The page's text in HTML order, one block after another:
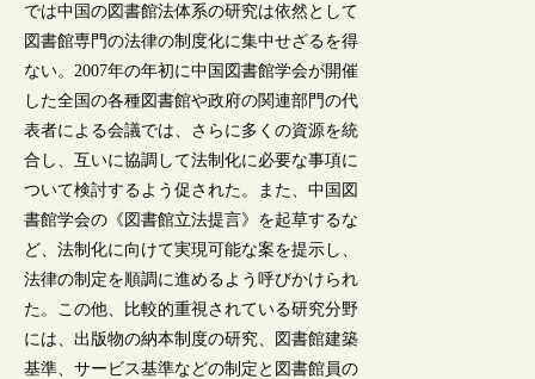
では中国の図書館法体系の研究は依然として
図書館専門の法律の制度化に集中せざるを得
ない。2007年の年初に中国図書館学会が開催
した全国の各種図書館や政府の関連部門の代
表者による会議では、さらに多くの資源を統
合し、互いに協調して法制化に必要な事項に
ついて検討するよう促された。また、中国図
書館学会の《図書館立法提言》を起草するな
ど、法制化に向けて実現可能な案を提示し、
法律の制定を順調に進めるよう呼びかけられ
た。この他、比較的重視されている研究分野
には、出版物の納本制度の研究、図書館建築
基準、サービス基準などの制定と図書館員の